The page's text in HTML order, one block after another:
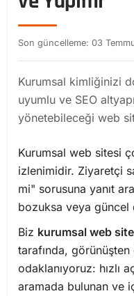
Son güncelleme: 03
Kurumsal kimliğinizi
uyumlu ve SEO
yönetebileceği web
Kurumsal web sitesi
izlenimidir. Ziyaretçi
mi" sorusuna yanıt
bozuksa veya güncel
Biz kurumsal web
tarafında,
odaklanıyoruz: hızlı
aramada bulunan ve